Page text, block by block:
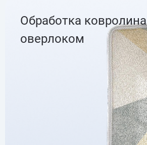
Обработка ковролина
оверлоком